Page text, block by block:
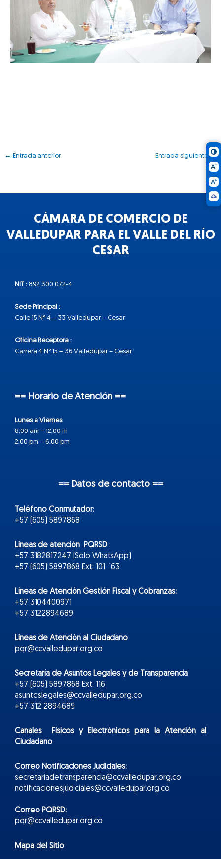
← Entrada anterior Entrada siguiente→
CÁMARA DE COMERCIO DE
VALLEDUPAR PARA EL VALLE DEL RÍO
CESAR
NIT : 892.300.072-4
Sede Principal :
Calle 15 N° 4 – 33 Valledupar – Cesar
Oficina Receptora :
Carrera 4 N° 15 – 36 Valledupar – Cesar
== Horario de Atención ==
Lunes a Viernes
8:00 am – 12:00 m
2:00 pm – 6:00 pm
== Datos de contacto ==
Teléfono Conmutador:
+57 (605) 5897868
Líneas de atención PQRSD :
+57 3182817247 (Solo WhatsApp)
+57 (605) 5897868 Ext: 101, 163
Líneas de Atención Gestión Fiscal y Cobranzas:
+57 3104400971
+57 3122894689
Líneas de Atención al Ciudadano
pqr@ccvalledupar.org.co
Secretaría de Asuntos Legales y de Transparencia
+57 (605) 5897868 Ext. 116
asuntoslegales@ccvalledupar.org.co
+57 312 2894689
Canales Físicos yElectrónicospara la Atención al
Ciudadano
Correo Notificaciones Judiciales:
secretariadetransparencia@ccvalledupar.org.co
notificacionesjudiciales@ccvalledupar.org.co
Correo PQRSD:
pqr@ccvalledupar.org.co
Mapa del Sitio